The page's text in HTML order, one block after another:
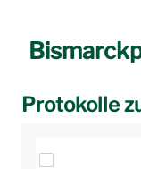
Protokolle
Elemente